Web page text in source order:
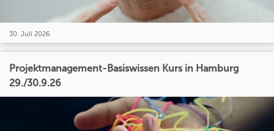
30. Juli 2026
Projektmanagement-Basiswissen Kurs in Hamburg
29./30.9.26